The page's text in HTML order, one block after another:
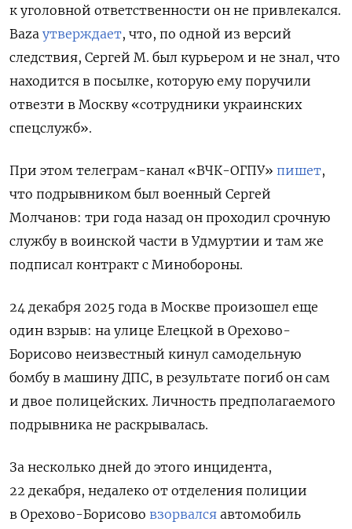
к уголовной ответственности он не привлекался.
Baza утверждает, что, по одной из версий
следствия, Сергей М. был курьером и не знал, что
находится в посылке, которую ему поручили
отвезти в Москву «сотрудники украинских
спецслужб».
При этом телеграм-канал «ВЧК-ОГПУ» пишет,
что подрывником был военный Сергей
Молчанов: три года назад он проходил срочную
службу в воинской части в Удмуртии и там же
подписал контракт с Минобороны.
24 декабря 2025 года в Москве произошел еще
один взрыв: на улице Елецкой в Орехово-
Борисово неизвестный кинул самодельную
бомбу в машину ДПС, в результате погиб он сам
и двое полицейских. Личность предполагаемого
подрывника не раскрывалась.
За несколько дней до этого инцидента,
22 декабря, недалеко от отделения полиции
в Орехово-Борисово взорвался автомобиль